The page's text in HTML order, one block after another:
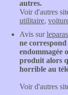
autres.
Voir d'autres
utilitaire,
Avis sur
ne
endommagée
produit alors
horrible au
Voir d'autres